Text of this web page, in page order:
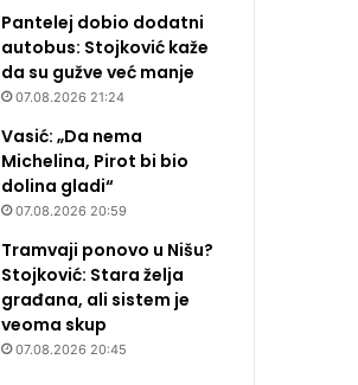
Pantelej dobio dodatni
autobus: Stojković kaže
da su gužve već manje
07.08.2026 21:24
Vasić: „Da nema
Michelina, Pirot bi bio
dolina gladi“
07.08.2026 20:59
Tramvaji ponovo u Nišu?
Stojković: Stara želja
građana, ali sistem je
veoma skup
07.08.2026 20:45